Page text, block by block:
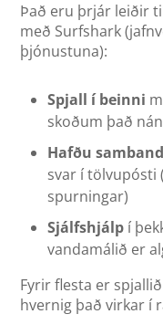
Það eru þrjár leiðir
með Surfshark
þjónustuna):
Spjall í beinni
skoðum það
Hafðu
svar í
spurningar)
Sjálfshjálp í
vandamálið er
Fyrir flesta er
hvernig það virkar í